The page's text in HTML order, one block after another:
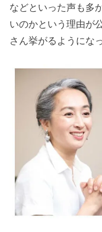
などといった声も多
いのかという理由が
さん挙がるようにな